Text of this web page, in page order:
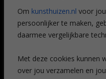
Om kunsthuizen.nl voor
persoonlijker te maken,
daarmee vergelijkbare
Met deze cookies kunnen
over jou verzamelen en
Veelgestelde vragen
CONTACT
Leiden
Amsterdam